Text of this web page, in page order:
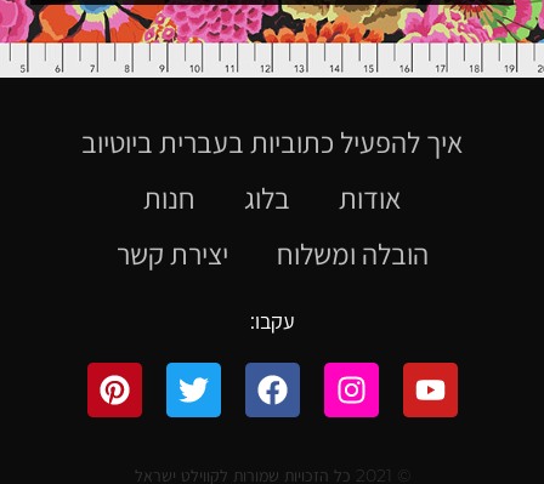
איך להפעיל כתוביות בעברית ביוטיוב
אודות
בלוג
חנות
הובלה ומשלוח
יצירת קשר
עקבו: